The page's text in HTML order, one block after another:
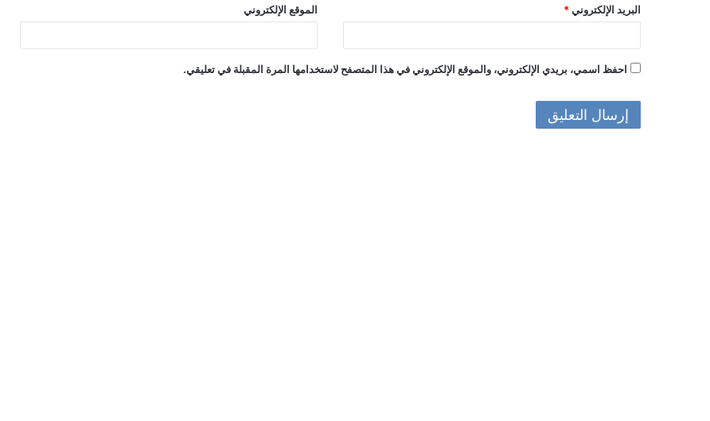
البريد الإلكتروني * الموقع الإلكتروني
احفظ اسمي، بريدي الإلكتروني، والموقع الإلكتروني في هذا المتصفح لاستخدامها المرة المقبلة في تعليقي.